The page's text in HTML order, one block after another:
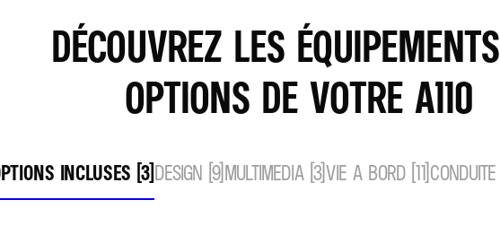
DÉCOUVREZ LES
OPTIONS DE VOTRE A110
INCLUSES (3)DESIGN (9)MULTIMEDIA (3)VIE A BORD (11)